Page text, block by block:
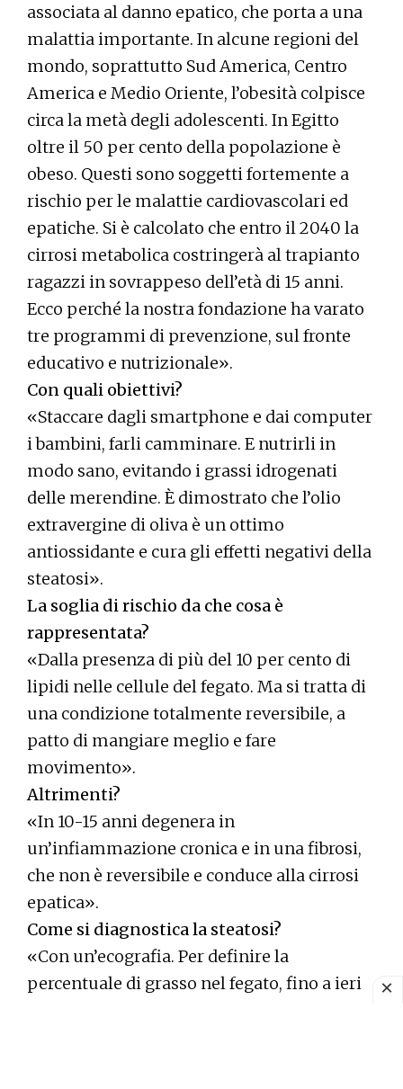
associata al danno epatico, che porta a una
malattia importante. In alcune regioni del
mondo, soprattutto Sud America, Centro
America e Medio Oriente, l’obesità colpisce
circa la metà degli adolescenti. In Egitto
oltre il 50 per cento della popolazione è
obeso. Questi sono soggetti fortemente a
rischio per le malattie cardiovascolari ed
epatiche. Si è calcolato che entro il 2040 la
cirrosi metabolica costringerà al trapianto
ragazzi in sovrappeso dell’età di 15 anni.
Ecco perché la nostra fondazione ha varato
tre programmi di prevenzione, sul fronte
educativo e nutrizionale».
Con quali obiettivi?
«Staccare dagli smartphone e dai computer
i bambini, farli camminare. E nutrirli in
modo sano, evitando i grassi idrogenati
delle merendine. È dimostrato che l’olio
extravergine di oliva è un ottimo
antiossidante e cura gli effetti negativi della
steatosi».
La soglia di rischio da che cosa è
rappresentata?
«Dalla presenza di più del 10 per cento di
lipidi nelle cellule del fegato. Ma si tratta di
una condizione totalmente reversibile, a
patto di mangiare meglio e fare
movimento».
Altrimenti?
«In 10-15 anni degenera in
un’infiammazione cronica e in una fibrosi,
che non è reversibile e conduce alla cirrosi
epatica».
Come si diagnostica la steatosi?
«Con un’ecografia. Per definire la
percentuale di grasso nel fegato, fino a ieri